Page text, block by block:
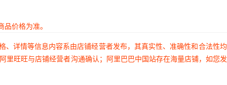
价格为准。
详情等信息内容系由店铺经营者发布，其真实性、准确性和合法性
旺旺与店铺经营者沟通确认；阿里巴巴中国站存在海量店铺，如您